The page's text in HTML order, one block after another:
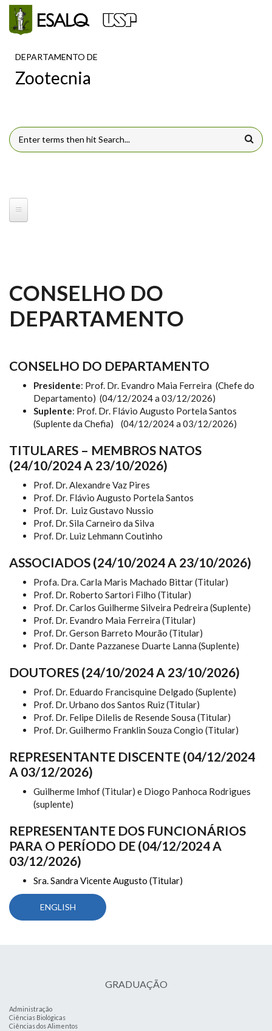
Pular para o conteúdo principal
DEPARTAMENTO DE
Zootecnia
FORMULÁRIO DE BUSCA
CONSELHO DO
DEPARTAMENTO
CONSELHO DO DEPARTAMENTO
Presidente: Prof. Dr. Evandro Maia Ferreira (Chefe do
Departamento) (04/12/2024 a 03/12/2026)
Suplente: Prof. Dr. Flávio Augusto Portela Santos
(Suplente da Chefia) (04/12/2024 a 03/12/2026)
TITULARES – MEMBROS NATOS
(24/10/2024 A 23/10/2026)
Prof. Dr. Alexandre Vaz Pires
Prof. Dr. Flávio Augusto Portela Santos
Prof. Dr. Luiz Gustavo Nussio
Prof. Dr. Sila Carneiro da Silva
Prof. Dr. Luiz Lehmann Coutinho
ASSOCIADOS (24/10/2024 A 23/10/2026)
Profa. Dra. Carla Maris Machado Bittar (Titular)
Prof. Dr. Roberto Sartori Filho (Titular)
Prof. Dr. Carlos Guilherme Silveira Pedreira (Suplente)
Prof. Dr. Evandro Maia Ferreira (Titular)
Prof. Dr. Gerson Barreto Mourão (Titular)
Prof. Dr. Dante Pazzanese Duarte Lanna (Suplente)
DOUTORES (24/10/2024 A 23/10/2026)
Prof. Dr. Eduardo Francisquine Delgado (Suplente)
Prof. Dr. Urbano dos Santos Ruiz (Titular)
Prof. Dr. Felipe Dilelis de Resende Sousa (Titular)
Prof. Dr. Guilhermo Franklin Souza Congio (Titular)
REPRESENTANTE DISCENTE (04/12/2024
A 03/12/2026)
Guilherme Imhof (Titular) e Diogo Panhoca Rodrigues
(suplente)
REPRESENTANTE DOS FUNCIONÁRIOS
PARA O PERÍODO DE (04/12/2024 A
03/12/2026)
Sra. Sandra Vicente Augusto (Titular)
ENGLISH
GRADUAÇÃO
Administração
Ciências Biológicas
Ciências dos Alimentos